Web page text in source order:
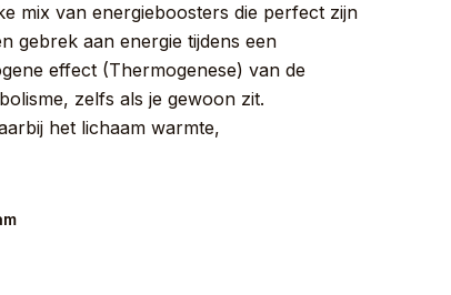
mix van energieboosters die perfect zijn
gebrek aan energie tijdens een
effect (Thermogenese) van de
zelfs als je gewoon zit.
het lichaam warmte,